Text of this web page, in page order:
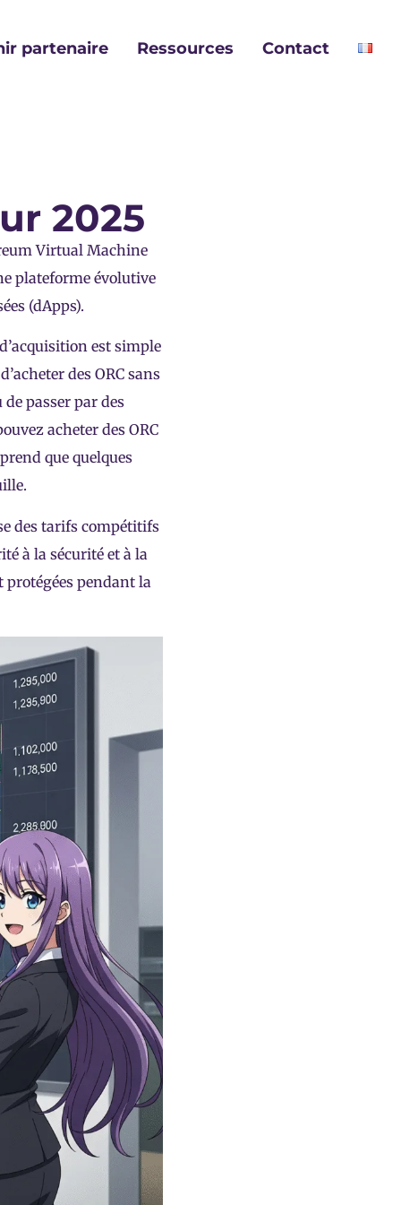
partenaire Ressources Contact
2025
Virtual Machine
plateforme évolutive
(dApps).
est simple
des ORC sans
passer par des
acheter des ORC
que quelques
des tarifs compétitifs
à la sécurité et à la
pendant la